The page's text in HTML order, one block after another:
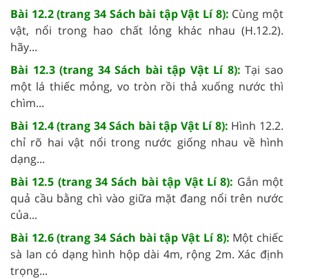
Bài 12.2 (trang 34 Sách bài tập Vật Lí 8): Cùng một
vật, nổi trong hao chất lỏng khác nhau (H.12.2).
hãy...
Bài 12.3 (trang 34 Sách bài tập Vật Lí 8): Tại sao
một lá thiếc mỏng, vo tròn rồi thả xuống nước thì
chìm...
Bài 12.4 (trang 34 Sách bài tập Vật Lí 8): Hình 12.2.
chỉ rõ hai vật nổi trong nước giống nhau về hình
dạng...
Bài 12.5 (trang 34 Sách bài tập Vật Lí 8): Gắn một
quả cầu bằng chì vào giữa mặt đang nổi trên nước
của...
Bài 12.6 (trang 34 Sách bài tập Vật Lí 8): Một chiếc
sà lan có dạng hình hộp dài 4m, rộng 2m. Xác định
trọng...